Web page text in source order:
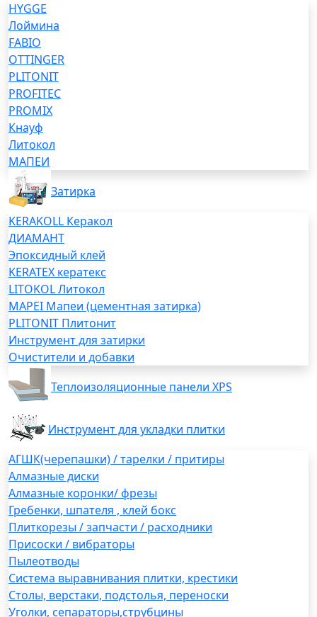
HYGGE
Лоймина
FABIO
OTTINGER
PLITONIT
PROFITEC
PROMIX
Кнауф
Литокол
МАПЕИ
Затирка
KERAKOLL Керакол
ДИАМАНТ
Эпоксидный клей
KERATEX кератекс
LITOKOL Литокол
MAPEI Мапеи (цементная затирка)
PLITONIT Плитонит
Инструмент для затирки
Очистители и добавки
Теплоизоляционные панели XPS
Инструмент для укладки плитки
АГШК(черепашки) / тарелки / притиры
Алмазные диски
Алмазные коронки/ фрезы
Гребенки, шпателя , клей бокс
Плиткорезы / запчасти / расходники
Присоски / вибраторы
Пылеотводы
Система выравнивания плитки, крестики
Столы, верстаки, подстолья, переноски
Уголки, сепараторы,струбцины